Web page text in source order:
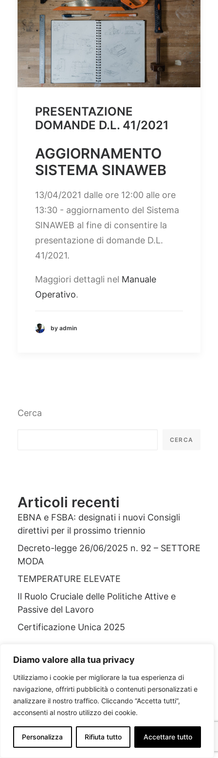
Diamo valore alla tua privacy
Utilizziamo i cookie per migliorare la tua esperienza di
navigazione, offrirti pubblicità o contenuti personalizzati e
analizzare il nostro traffico. Cliccando “Accetta tutti”,
acconsenti al nostro utilizzo dei cookie.
Personalizza Rifiuta tutto Accettare tutto
PRESENTAZIONE
DOMANDE D.L. 41/2021
AGGIORNAMENTO
SISTEMA SINAWEB
13/04/2021 dalle ore 12:00 alle ore
13:30 - aggiornamento del Sistema
SINAWEB al fine di consentire la
presentazione di domande D.L.
41/2021.
Maggiori dettagli nel Manuale
Operativo.
by admin
Cerca
CERCA
Articoli recenti
EBNA e FSBA: designati i nuovi Consigli
direttivi per il prossimo triennio
Decreto-legge 26/06/2025 n. 92 – SETTORE
MODA
TEMPERATURE ELEVATE
Il Ruolo Cruciale delle Politiche Attive e
Passive del Lavoro
Certificazione Unica 2025
Commenti recenti
Nessun commento da mostrare.